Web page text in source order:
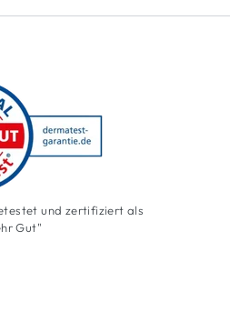
und zertifiziert als
Gut"